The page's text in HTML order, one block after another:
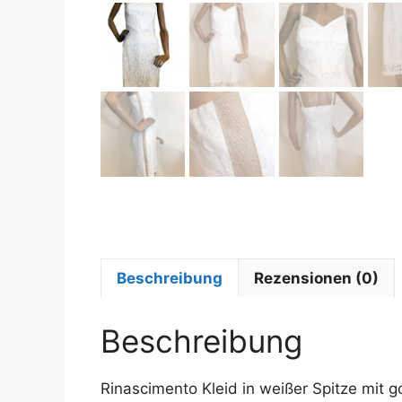
Beschreibung Rezensionen (0)
Beschreibung
Rinascimento Kleid in weißer Spitze mit